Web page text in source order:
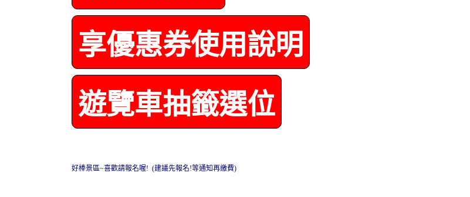
享優惠券使用說明
遊覽車抽籤選位
好棒景區~喜歡請報名喔! (建議先報名!等通知再繳費)